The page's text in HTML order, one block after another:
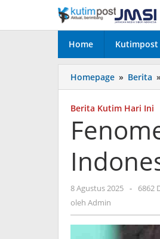
konten
Home Kutimpost
Homepage » Berita »
Berita Kutim Hari Ini
8 Agustus 2025 oleh
-
6862
oleh Admin